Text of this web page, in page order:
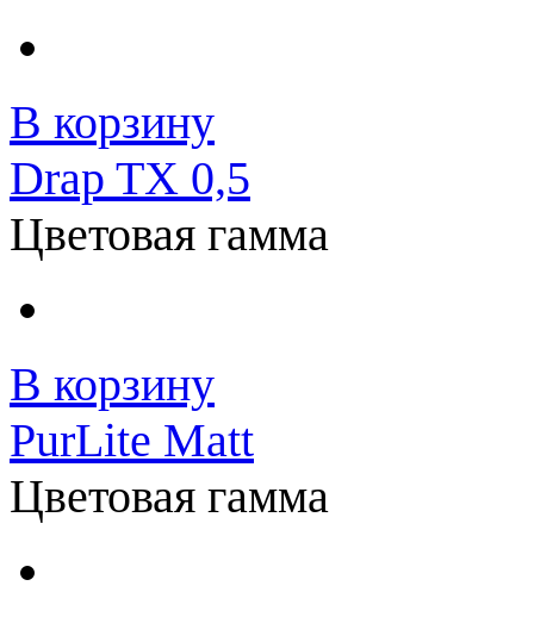
В корзину
Drap TX 0,5
Цветовая гамма
В корзину
PurLite Matt
Цветовая гамма